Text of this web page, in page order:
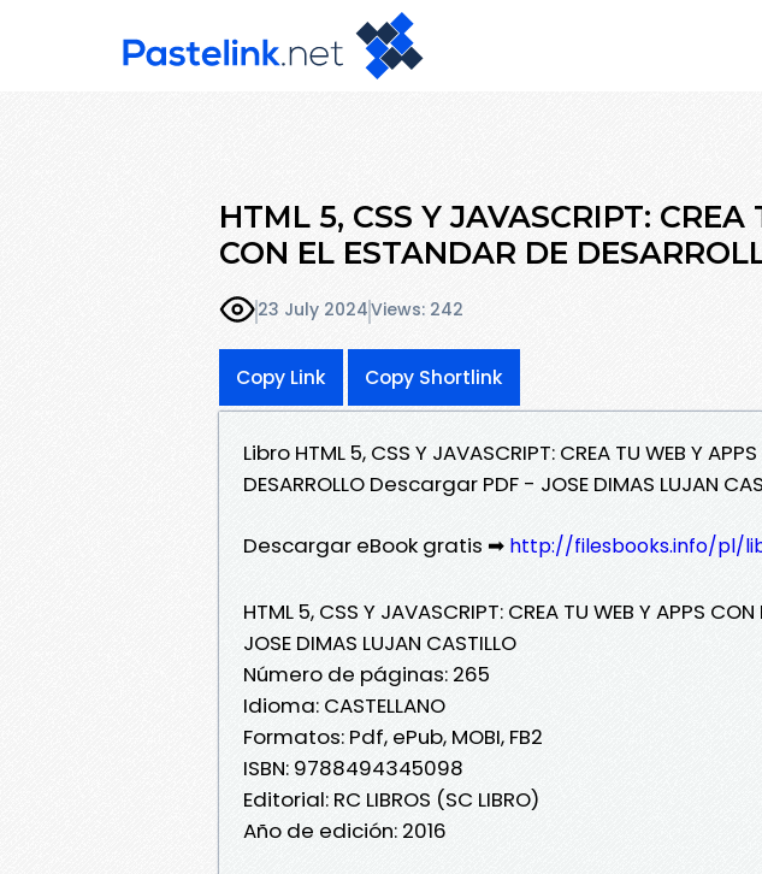
HTML 5, CSS Y JAVASCRIPT:
CON EL ESTANDAR DE
23 July 2024Views: 242
Copy Link Copy Shortlink
Libro HTML 5, CSS Y JAVASCRIPT: CREA TU WEB Y
DESARROLLO Descargar PDF - JOSE DIMAS LUJAN
Descargar eBook gratis ➡ http://filesbooks.info/pl/
HTML 5, CSS Y JAVASCRIPT: CREA TU WEB Y APPS CON
JOSE DIMAS LUJAN CASTILLO
Número de páginas: 265
Idioma: CASTELLANO
Formatos: Pdf, ePub, MOBI, FB2
ISBN: 9788494345098
Editorial: RC LIBROS (SC LIBRO)
Año de edición: 2016